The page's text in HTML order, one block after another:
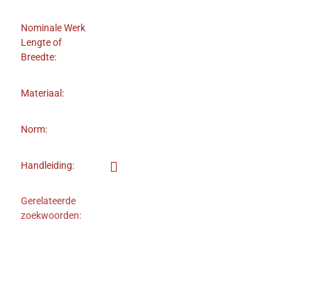
Nominale Werk
Lengte of
Breedte:
Materiaal:
Norm:
Handleiding:
Gerelateerde
zoekwoorden: